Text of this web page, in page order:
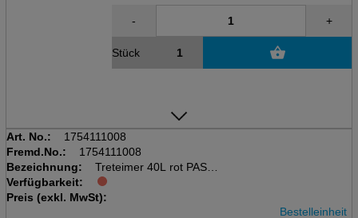
- +
Stück
Art. No.:
1754111008
Fremd.No.:
1754111008
Bezeichnung:
Treteimer 40L rot PASO
kubisch, inkl. Deckel
LxBxH: 353x295x676mm
Verfügbarkeit:
Preis (exkl. MwSt):
Bestelleinheit